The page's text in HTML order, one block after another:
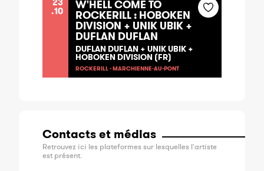
.10 W'HELL COME TO
ROCKERILL : HOBOKEN
DIVISION + UNIK UBIK +
DUFLAN DUFLAN
DUFLAN DUFLAN + UNIK UBIK +
HOBOKEN DIVISION (FR)
ROCKERILL - MARCHIENNE-AU-PONT
Contacts et médias
Retrouvez ici les plateformes sur lesquelles l'artiste
est présent.